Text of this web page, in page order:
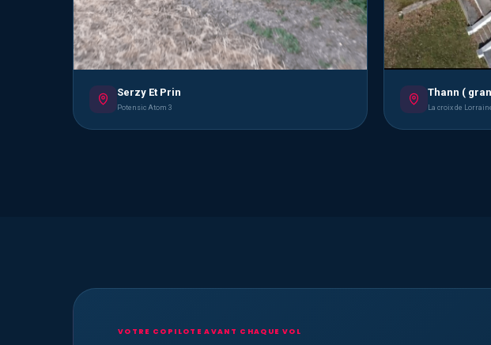
Serzy Et Prin
Potensic Atom 3
Thann (
La croix de
VOTRE COPILOTE AVANT CHAQUE VOL